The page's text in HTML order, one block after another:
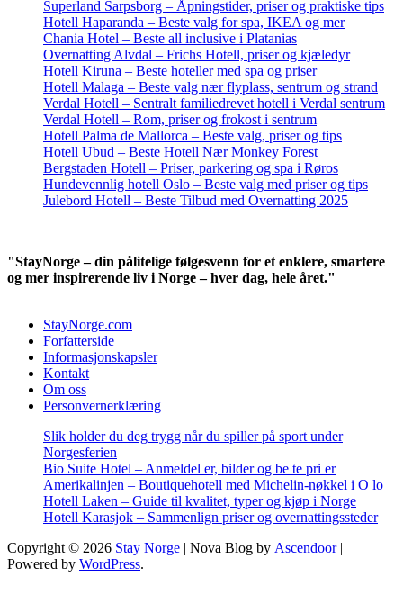
Superland Sarpsborg – Åpningstider, priser og praktiske tips
Hotell Haparanda – Beste valg for spa, IKEA og mer
Chania Hotel – Beste all inclusive i Platanias
Overnatting Alvdal – Frichs Hotell, priser og kjæledyr
Hotell Kiruna – Beste hoteller med spa og priser
Hotell Malaga – Beste valg nær flyplass, sentrum og strand
Verdal Hotell – Sentralt familiedrevet hotell i Verdal sentrum
Verdal Hotell – Rom, priser og frokost i sentrum
Hotell Palma de Mallorca – Beste valg, priser og tips
Hotell Ubud – Beste Hotell Nær Monkey Forest
Bergstaden Hotell – Priser, parkering og spa i Røros
Hundevennlig hotell Oslo – Beste valg med priser og tips
Julebord Hotell – Beste Tilbud med Overnatting 2025
"StayNorge – din pålitelige følgesvenn for et enklere, smartere
og mer inspirerende liv i Norge – hver dag, hele året."
StayNorge.com
Forfatterside
Informasjonskapsler
Kontakt
Om oss
Personvernerklæring
Slik holder du deg trygg når du spiller på sport under
Norgesferien
Bio Suite Hotel – Anmeldel er, bilder og be te pri er
Amerikalinjen – Boutiquehotell med Michelin-nøkkel i O lo
Hotell Laken – Guide til kvalitet, typer og kjøp i Norge
Hotell Karasjok – Sammenlign priser og overnattingssteder
Copyright © 2026 Stay Norge | Nova Blog by Ascendoor|
Powered by WordPress.